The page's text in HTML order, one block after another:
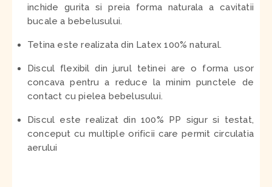
inchide gurita si preia forma naturala a cavitatii
bucale a bebelusului.
Tetina este realizata din Latex 100% natural.
Discul flexibil din jurul tetinei are o forma usor
concava pentru a reduce la minim punctele de
contact cu pielea bebelusului.
Discul este realizat din 100% PP sigur si testat,
conceput cu multiple orificii care permit circulatia
aerului